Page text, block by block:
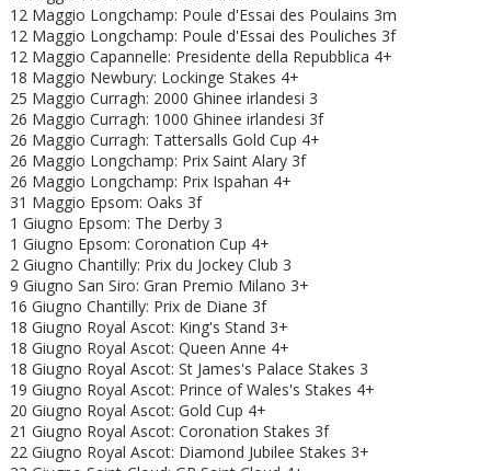
12 Maggio Longchamp: Poule d'Essai des Poulains 3m
12 Maggio Longchamp: Poule d'Essai des Pouliches 3f
12 Maggio Capannelle: Presidente della Repubblica 4+
18 Maggio Newbury: Lockinge Stakes 4+
25 Maggio Curragh: 2000 Ghinee irlandesi 3
26 Maggio Curragh: 1000 Ghinee irlandesi 3f
26 Maggio Curragh: Tattersalls Gold Cup 4+
26 Maggio Longchamp: Prix Saint Alary 3f
26 Maggio Longchamp: Prix Ispahan 4+
31 Maggio Epsom: Oaks 3f
1 Giugno Epsom: The Derby 3
1 Giugno Epsom: Coronation Cup 4+
2 Giugno Chantilly: Prix du Jockey Club 3
9 Giugno San Siro: Gran Premio Milano 3+
16 Giugno Chantilly: Prix de Diane 3f
18 Giugno Royal Ascot: King's Stand 3+
18 Giugno Royal Ascot: Queen Anne 4+
18 Giugno Royal Ascot: St James's Palace Stakes 3
19 Giugno Royal Ascot: Prince of Wales's Stakes 4+
20 Giugno Royal Ascot: Gold Cup 4+
21 Giugno Royal Ascot: Coronation Stakes 3f
22 Giugno Royal Ascot: Diamond Jubilee Stakes 3+